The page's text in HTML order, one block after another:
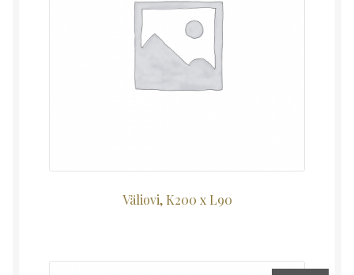
Väliovi, K200 x L90